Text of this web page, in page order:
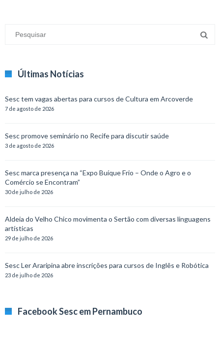
Últimas Notícias
Sesc tem vagas abertas para cursos de Cultura em Arcoverde
7 de agosto de 2026
Sesc promove seminário no Recife para discutir saúde
3 de agosto de 2026
Sesc marca presença na “Expo Buíque Frio – Onde o Agro e o
Comércio se Encontram”
30 de julho de 2026
Aldeia do Velho Chico movimenta o Sertão com diversas linguagens
artísticas
29 de julho de 2026
Sesc Ler Araripina abre inscrições para cursos de Inglês e Robótica
23 de julho de 2026
Facebook Sesc em Pernambuco